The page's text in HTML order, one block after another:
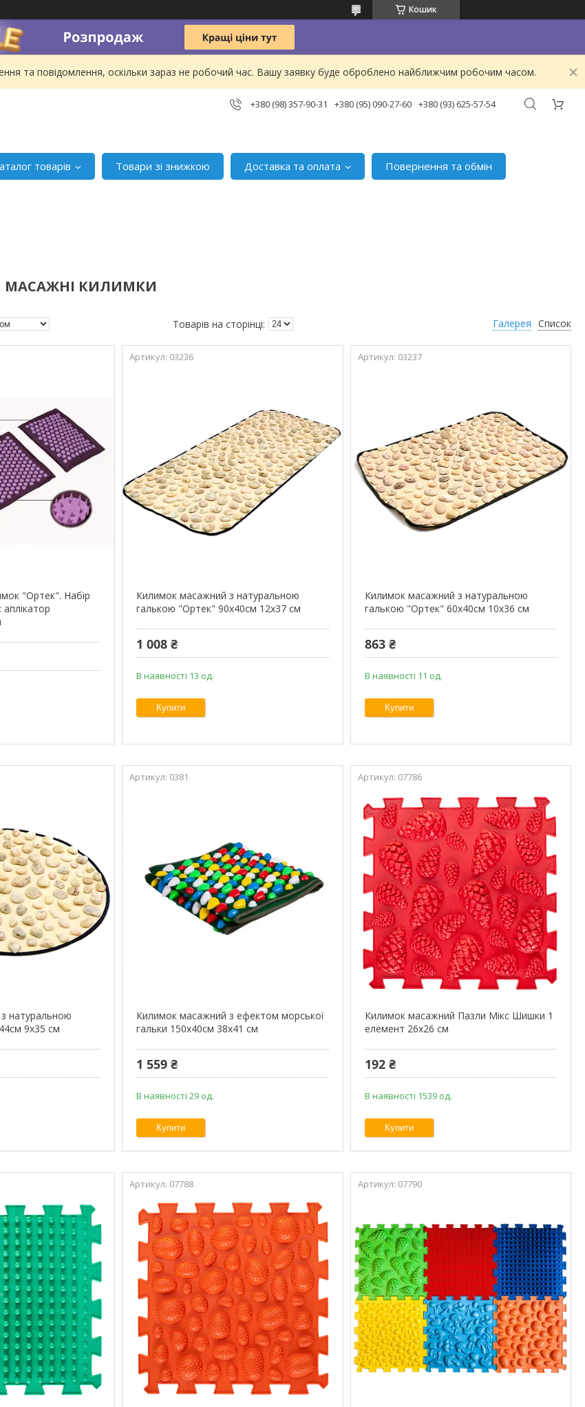
Кошик
та повідомлення, оскільки зараз не робочий час. Вашу заявку буде оброблено найближчим робочим часом.
+380 (98) 357-90-31 +380 (95) 090-27-60 +380 (93) 625-57-54
товарів Товари зі знижкою Доставка та оплата
Повернення та обмін
МАСАЖНІ КИЛИМКИ
Галерея Список
"Ортек". Набір
03236
Килимок масажний з натуральною
галькою "Ортек" 90х40см 12x37 см
1 008 ₴
В наявності 13 од.
Купити
03237
Килимок масажний з натуральною
галькою "Ортек" 60х40см 10x36 см
863 ₴
В наявності 11 од.
Купити
натуральною
9x35 см
0381
Килимок масажний з ефектом морської
гальки 150х40см 38x41 см
1 559 ₴
В наявності 29 од.
Купити
07786
Килимок масажний Пазли Мікс Шишки 1
елемент 26x26 см
192 ₴
В наявності 1539 од.
Купити
07788 07790